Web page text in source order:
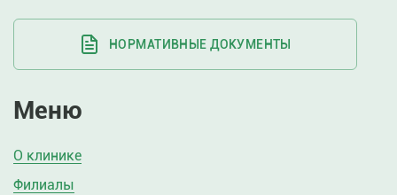
НОРМАТИВНЫЕ ДОКУМЕНТЫ
Меню
О клинике
Филиалы